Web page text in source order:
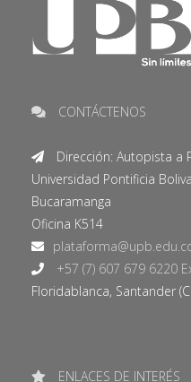
CONTÁCTENOS
Dirección: Autopista a
Universidad Pontificia
Bucaramanga
Oficina K514
+57 (7) 607 679 6220
Floridablanca, Santander
ENLACES DE INTERÉS